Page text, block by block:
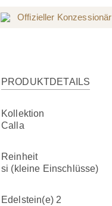
Offizieller Konzessionär
PRODUKTDETAILS
Kollektion
Calla
Reinheit
si (kleine Einschlüsse)
Edelstein(e) 2